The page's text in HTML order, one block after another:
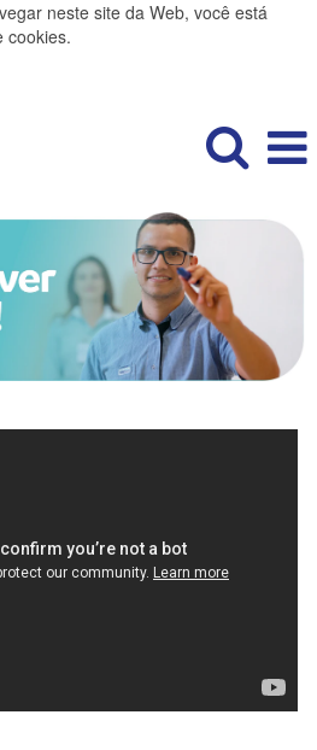
neste site da Web, você está
cookies.